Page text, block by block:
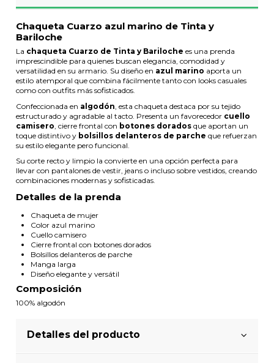
Chaqueta Cuarzo azul marino de Tinta y
Bariloche
La chaqueta Cuarzo de Tinta y Bariloche es una prenda
imprescindible para quienes buscan elegancia, comodidad y
versatilidad en su armario. Su diseño en azul marino aporta un
estilo atemporal que combina fácilmente tanto con looks casuales
como con outfits más sofisticados.
Confeccionada en algodón , esta chaqueta destaca por su tejido
estructurado y agradable al tacto. Presenta un favorecedor cuello
camisero , cierre frontal con botones dorados que aportan un
toque distintivo y bolsillos delanteros de parche que refuerzan
su estilo elegante pero funcional.
Su corte recto y limpio la convierte en una opción perfecta para
llevar con pantalones de vestir, jeans o incluso sobre vestidos, creando
combinaciones modernas y sofisticadas.
Detalles de la prenda
Chaqueta de mujer
Color azul marino
Cuello camisero
Cierre frontal con botones dorados
Bolsillos delanteros de parche
Manga larga
Diseño elegante y versátil
Composición
100% algodón
Detalles del producto